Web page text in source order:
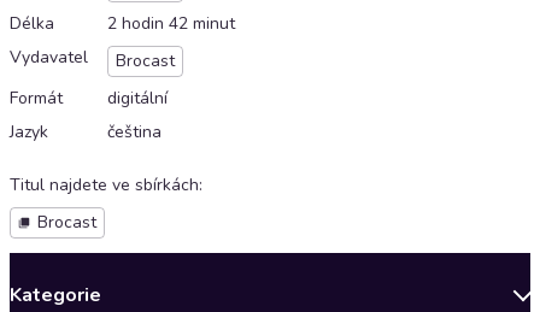
Délka
2 hodin 42 minut
Vydavatel
Brocast
Formát
digitální
Jazyk
čeština
Titul najdete ve sbírkách:
Brocast
Kategorie